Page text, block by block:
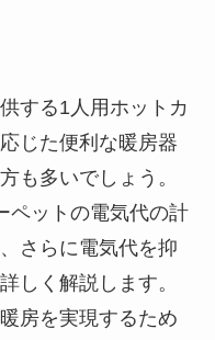
する1人用ホットカ
じた便利な暖房器
も多いでしょう。
ペットの電気代の計
さらに電気代を抑
しく解説します。
房を実現するため